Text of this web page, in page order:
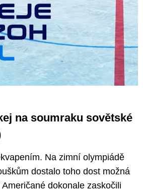
na soumraku sovětské
Na zimní olympiádě
dostalo toho dost možná
dokonale zaskočili